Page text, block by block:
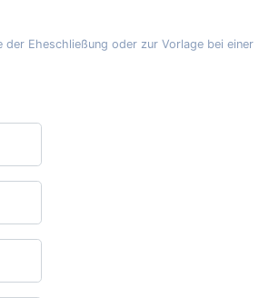
Eheschließung oder zur Vorlage bei einer